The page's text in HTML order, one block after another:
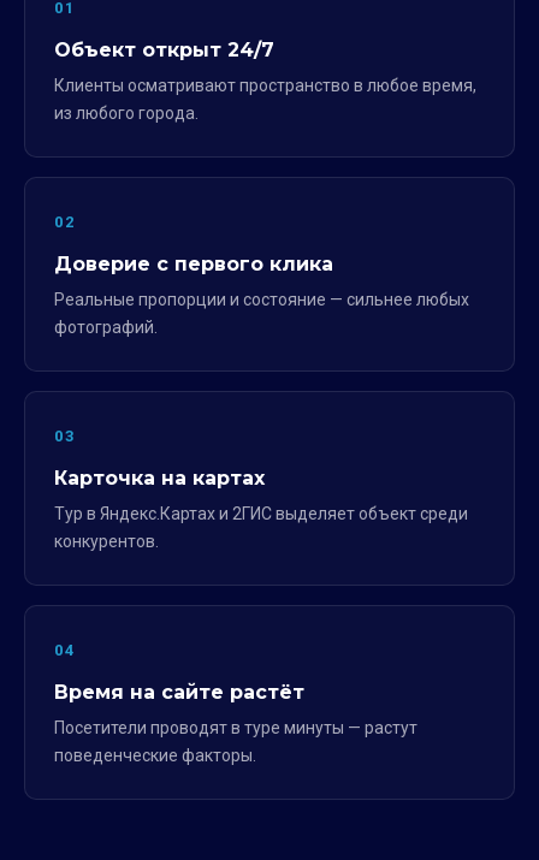
01
Объект открыт 24/7
Клиенты осматривают пространство в любое время,
из любого города.
02
Доверие с первого клика
Реальные пропорции и состояние — сильнее любых
фотографий.
03
Карточка на картах
Тур в Яндекс.Картах и 2ГИС выделяет объект среди
конкурентов.
04
Время на сайте растёт
Посетители проводят в туре минуты — растут
поведенческие факторы.